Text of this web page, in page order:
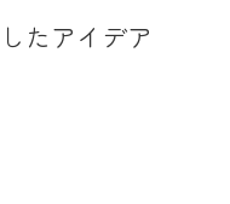
たアイデア